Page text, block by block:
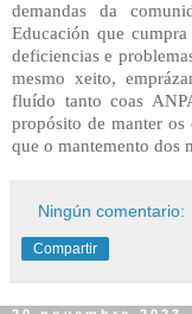
demandas da
Educación que cumpra
deficiencias e
mesmo xeito,
fluído tanto coas
propósito de manter os
que o mantemento dos
Ningún comentario:
Compartir